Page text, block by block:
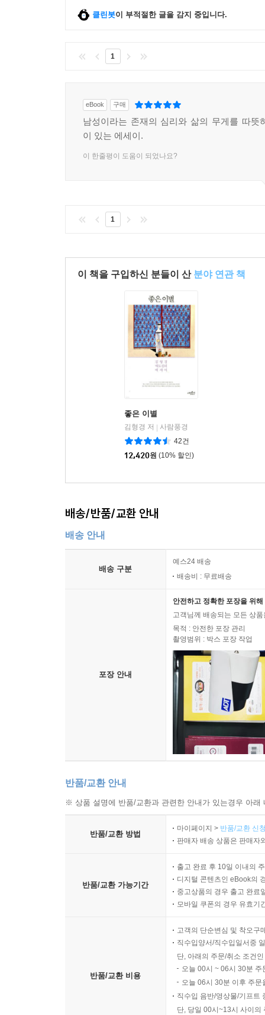
7. 카메라 모으다가 이젠 자전거에 빠진 남자(5%)
“여자의 유혹에 약하게 진화되어”온 진화심리학
“웨이트리스는 당신에게 마음이 있는 게 아니
멀어지는 그녀의 뒷모습을 바라보며 그녀와
주문받으러 온 여종업원의 낯빛을 유심히
나르시시스트이기 때문이다. (184~85면)
너그러움으로 독자에게도 따뜻한 위로를 전한
불편해하는 남자들이 세상을 살아가면서 끊임없
클린봇이 부적절한 글을 감지 중입니다.
1
eBook 구매
남성이라는 존재의 심리와 삶의 무게를 따뜻
이 있는 에세이.
이 한줄평이 도움이 되었나요?
1
이 책을 구입하신 분들이 산 분야 연관 책
좋은 이별
김형경 저
사람풍경
42건
12,420원 (10% 할인)
배송/반품/교환 안내
배송 안내
배송 구분
예스24 배송
배송비 : 무료배송
포장 안내
안전하고 정확한 포장을 위
고객님께 배송되는 모든 상
목적 : 안전한 포장 관리
촬영범위 : 박스 포장 작업
반품/교환 안내
※ 상품 설명에 반품/교환과 관련한 안내가 있는경우 아
반품/교환 방법
마이페이지 > 반품/교환 신
판매자 배송 상품은 판매자
반품/교환 가능기간
출고 완료 후 10일 이내의
디지털 콘텐츠인 eBook의
중고상품의 경우 출고 완료
모바일 쿠폰의 경우 유효기
반품/교환 비용
고객의 단순변심 및 착오구
직수입양서/직수입일서중
단, 아래의 주문/취소 조건
오늘 00시 ~ 06시 30분
오늘 06시 30분 이후 주
직수입 음반/영상물/기프트
단, 당일 00시~13시 사이의